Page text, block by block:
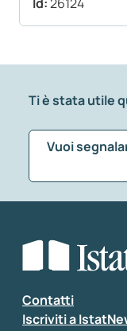
Ti è stata utile
Vuoi
Seleziona la
Inserisci il tuo
Contatti
Iscriviti a